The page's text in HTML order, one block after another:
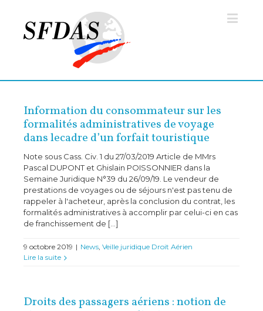
Information du consommateur sur les
formalités administratives de voyage
dans lecadre d’un forfait touristique
Note sous Cass. Civ. 1 du 27/03/2019 Article de MMrs
Pascal DUPONT et Ghislain POISSONNIER dans la
Semaine Juridique N°39 du 26/09/19. Le vendeur de
prestations de voyages ou de séjours n'est pas tenu de
rappeler à l'acheteur, après la conclusion du contrat, les
formalités administratives à accomplir par celui-ci en cas
de franchissement de [...]
9 octobre 2019 | News, Veille juridique Droit Aérien
Lire la suite
Droits des passagers aériens : notion de